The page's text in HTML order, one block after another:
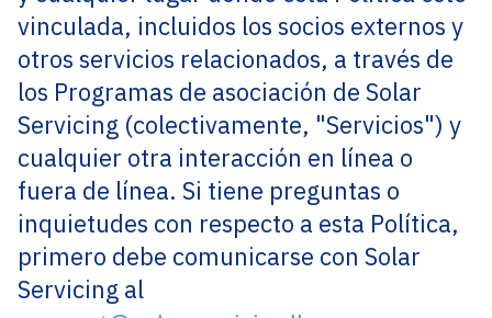
vinculada, incluidos los socios externos y
otros servicios relacionados, a través de
los Programas de asociación de Solar
Servicing (colectivamente, "Servicios") y
cualquier otra interacción en línea o
fuera de línea. Si tiene preguntas o
inquietudes con respecto a esta Política,
primero debe comunicarse con Solar
Servicing al